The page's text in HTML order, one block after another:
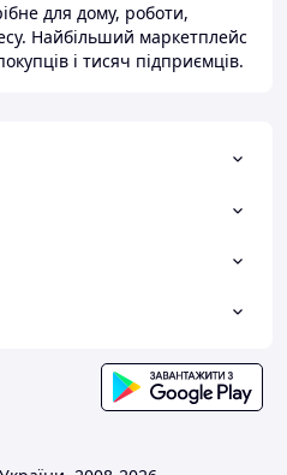
для дому, роботи,
Найбільший маркетплейс
і тисяч підприємців.